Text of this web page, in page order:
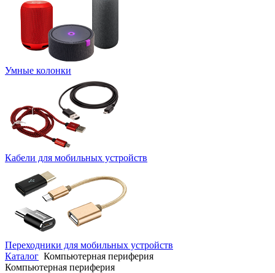
Умные колонки
Кабели для мобильных устройств
Переходники для мобильных устройств
Каталог Компьютерная периферия
Компьютерная периферия